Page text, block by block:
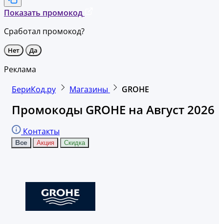
Показать промокод
Сработал промокод?
Нет Да
Реклама
БериКод.ру
Магазины GROHE
Промокоды GROHE на Август 2026
Контакты
Все Акция Скидка